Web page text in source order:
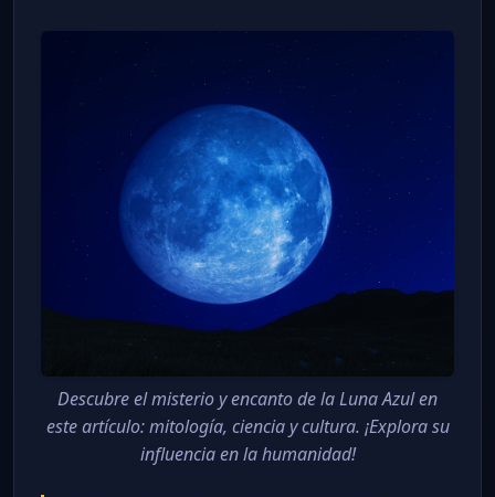
Descubre el misterio y encanto de la Luna Azul en
este artículo: mitología, ciencia y cultura. ¡Explora su
influencia en la humanidad!